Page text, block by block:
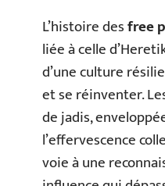
L’histoire desfree
liée à celle
d’une culture
et se réinventer.
de jadis,
l’effervescence
voie à une